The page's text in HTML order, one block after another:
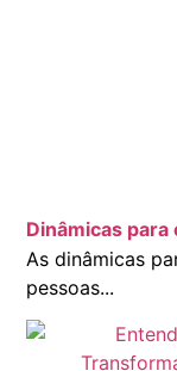
Dinâmicas para
As dinâmicas
pessoas...